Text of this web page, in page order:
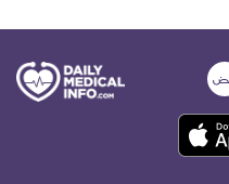
ديلي
ميديكال
انفو